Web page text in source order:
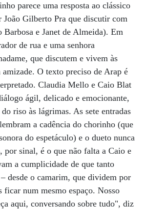
parece uma resposta ao clássico
João Gilberto Pra que discutir com
Barbosa e Janet de Almeida). Em
de rua e uma senhora
que discutem e vivem às
amizade. O texto preciso de Arap é
Claudia Mello e Caio Blat
ágil, delicado e emocionante,
riso às lágrimas. As sete entradas
a cadência do chorinho (que
do espetáculo) e o dueto nunca
por sinal, é o que não falta a Caio e
a cumplicidade de que tanto
desde o camarim, que dividem por
ficar num mesmo espaço. Nosso
aqui, conversando sobre tudo", diz